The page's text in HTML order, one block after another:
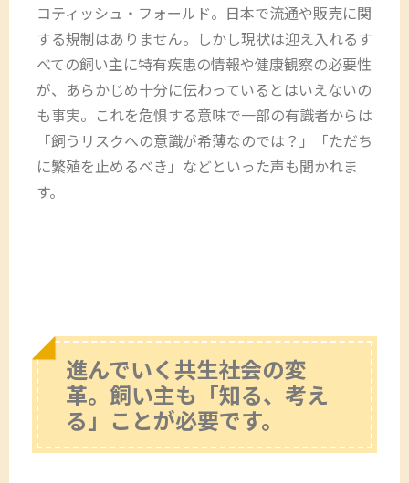
コティッシュ・フォールド。日本で流通や販売に関
する規制はありません。しかし現状は迎え入れるす
べての飼い主に特有疾患の情報や健康観察の必要性
が、あらかじめ十分に伝わっているとはいえないの
も事実。これを危惧する意味で一部の有識者からは
「飼うリスクへの意識が希薄なのでは？」「ただち
に繁殖を止めるべき」などといった声も聞かれま
す。
進んでいく共生社会の変
革。飼い主も「知る、考え
る」ことが必要です。